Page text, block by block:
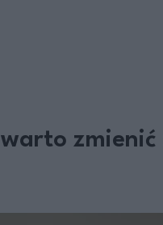
zmienić